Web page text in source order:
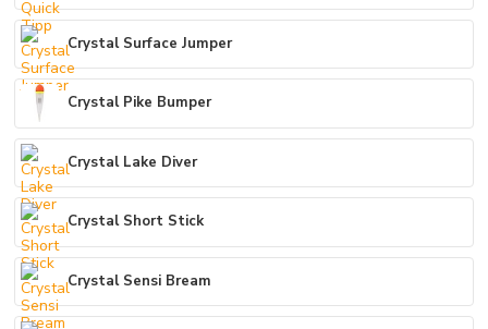
Crystal Surface Jumper
Crystal Pike Bumper
Crystal Lake Diver
Crystal Short Stick
Crystal Sensi Bream